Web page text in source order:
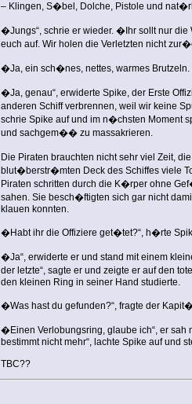
– Klingen, S�bel, Dolche, Pistole und
�Jungs“, schrie er wieder. �Ihr sollt nur
euch auf. Wir holen die Verletzten nicht
�Ja, ein sch�nes, nettes, warmes Brutzeln.
�Ja, genau“, erwiderte Spike, der Erste
anderen Schiff verbrennen, weil wir keine
schrie Spike auf und im n�chsten Moment
und sachgem�� zu massakrieren.
Die Piraten brauchten nicht sehr viel Zeit,
blut�berstr�mten Deck des Schiffes viele
Piraten schritten durch die K�rper ohne
sahen. Sie besch�ftigten sich gar nicht
klauen konnten.
�Habt ihr die Offiziere get�tet?“, h�rte
�Ja“, erwiderte er und stand mit einem
der letzte“, sagte er und zeigte er auf den
den kleinen Ring in seiner Hand studierte.
�Was hast du gefunden?“, fragte der
�Einen Verlobungsring, glaube ich“, er
bestimmt nicht mehr“, lachte Spike auf und
TBC??